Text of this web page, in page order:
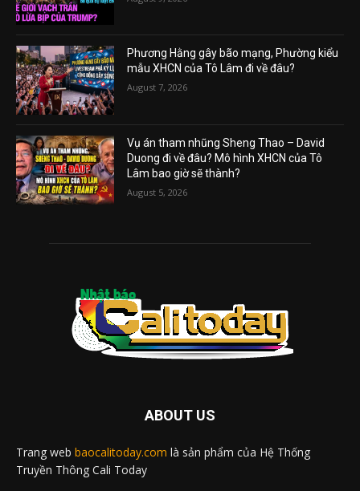
Phương Hằng gây bão mạng, Phường kiểu
mẫu XHCN của Tô Lâm đi về đâu?
August 7, 2026
Vụ án tham nhũng Sheng Thao – David
Duong đi về đâu? Mô hình XHCN của Tô
Lâm bao giờ sẽ thành?
August 5, 2026
ABOUT US
Trang web baocalitoday.com là sản phẩm của Hệ Thống
Truyền Thông Cali Today